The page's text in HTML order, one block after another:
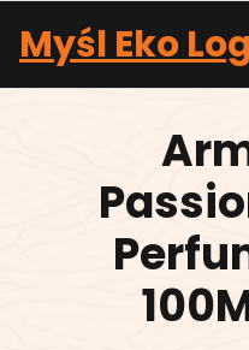
content
Myśl Eko